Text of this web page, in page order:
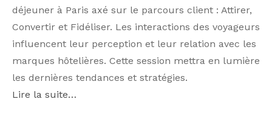
déjeuner à Paris axé sur le parcours client : Attirer,
Convertir et Fidéliser. Les interactions des voyageurs
influencent leur perception et leur relation avec les
marques hôtelières. Cette session mettra en lumière
les dernières tendances et stratégies.
Lire la suite…